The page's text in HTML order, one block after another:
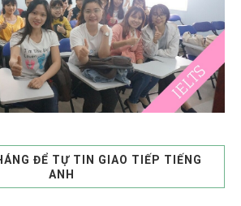
ĐỂ TỰ TIN GIAO TIẾP TIẾNG
ANH